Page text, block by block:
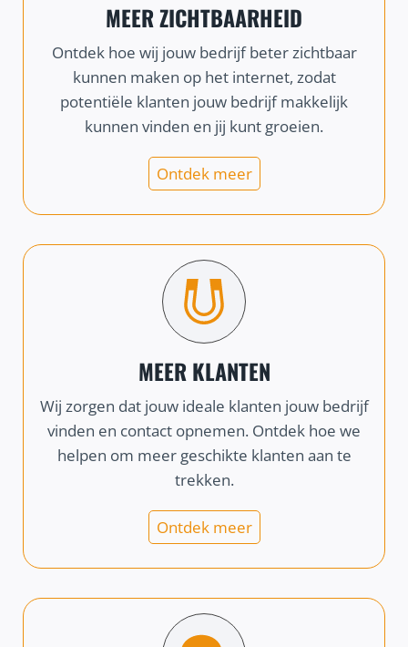
MEER ZICHTBAARHEID
Ontdek hoe wij jouw bedrijf beter zichtbaar
kunnen maken op het internet, zodat
potentiële klanten jouw bedrijf makkelijk
kunnen vinden en jij kunt groeien.
Ontdek meer
MEER KLANTEN
Wij zorgen dat jouw ideale klanten jouw bedrijf
vinden en contact opnemen. Ontdek hoe we
helpen om meer geschikte klanten aan te
trekken.
Ontdek meer